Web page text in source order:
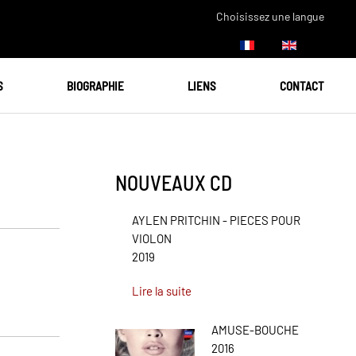
Choisissez une langue
BIOGRAPHIE LIENS CONTACT
NOUVEAUX CD
AYLEN PRITCHIN - PIECES POUR
VIOLON
2019
Lire la suite
AMUSE-BOUCHE
2016